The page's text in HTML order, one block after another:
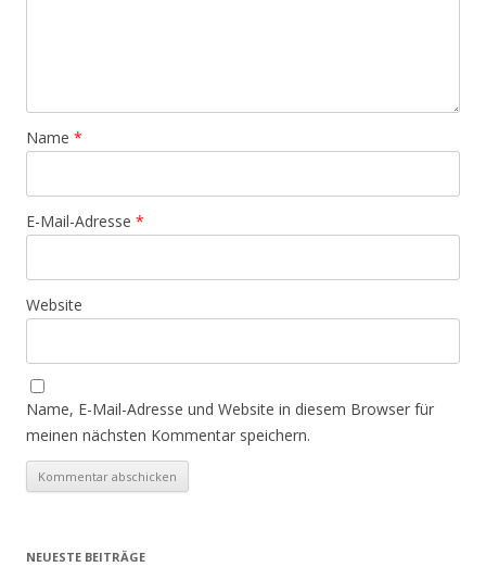
Name *
E-Mail-Adresse *
Website
Name, E-Mail-Adresse und Website in diesem Browser für
meinen nächsten Kommentar speichern.
NEUESTE BEITRÄGE